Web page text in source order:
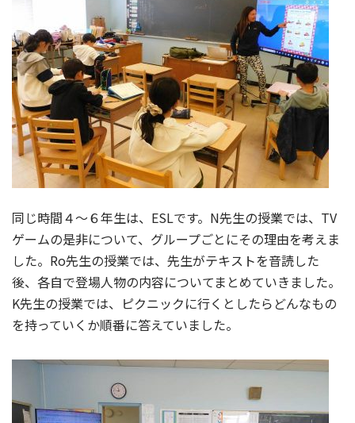
同じ時間４～６年生は、ESLです。N先生の授業では、TV
ゲームの是非について、グループごとにその理由を考えま
した。Ro先生の授業では、先生がテキストを音読した
後、各自で登場人物の内容についてまとめていきました。
K先生の授業では、ピクニックに行くとしたらどんなもの
を持っていくか順番に答えていました。